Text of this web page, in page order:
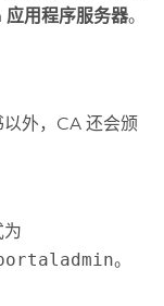
应用程序服务器。
外，CA 还会颁
。